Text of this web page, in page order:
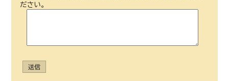
ださい。
送信